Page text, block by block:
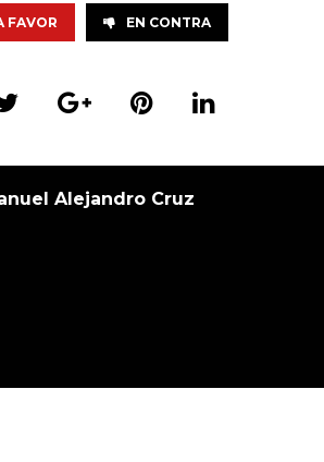
FAVOR EN CONTRA
Alejandro Cruz